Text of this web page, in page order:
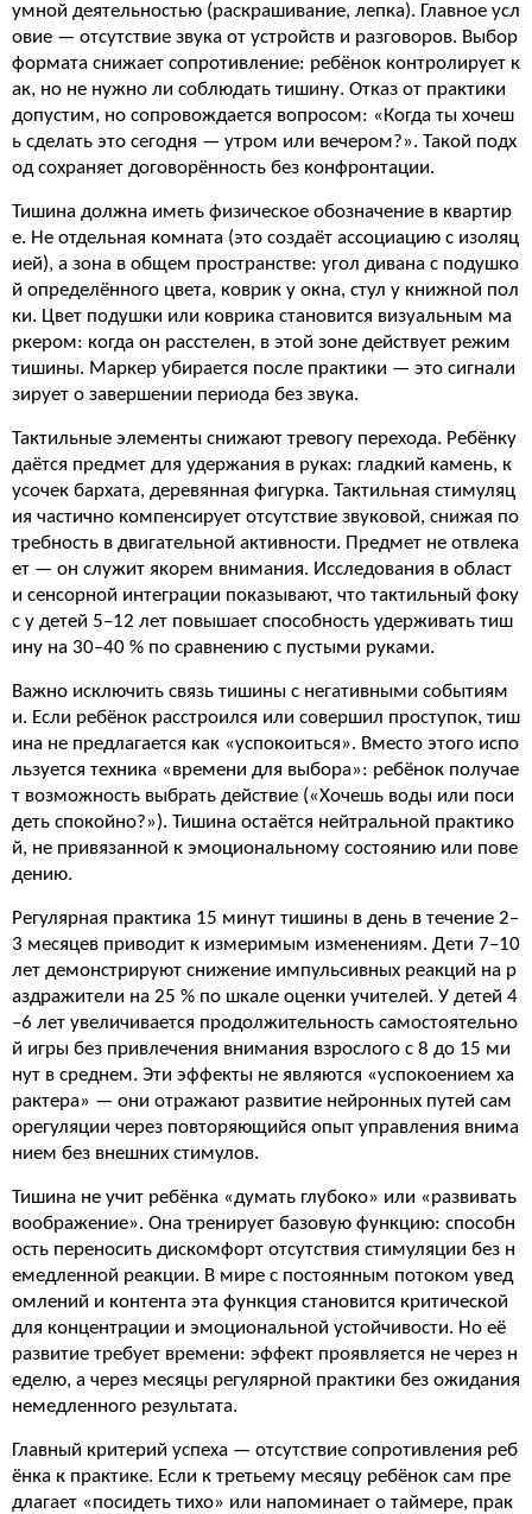
умной деятельностью (раскрашивание, лепка). Главное усл
овие — отсутствие звука от устройств и разговоров. Выбор
формата снижает сопротивление: ребёнок контролирует к
ак, но не нужно ли соблюдать тишину. Отказ от практики
допустим, но сопровождается вопросом: «Когда ты хочеш
ь сделать это сегодня — утром или вечером?». Такой подх
од сохраняет договорённость без конфронтации.
Тишина должна иметь физическое обозначение в квартир
е. Не отдельная комната (это создаёт ассоциацию с изоляц
ией), а зона в общем пространстве: угол дивана с подушко
й определённого цвета, коврик у окна, стул у книжной пол
ки. Цвет подушки или коврика становится визуальным ма
ркером: когда он расстелен, в этой зоне действует режим
тишины. Маркер убирается после практики — это сигнали
зирует о завершении периода без звука.
Тактильные элементы снижают тревогу перехода. Ребёнку
даётся предмет для удержания в руках: гладкий камень, к
усочек бархата, деревянная фигурка. Тактильная стимуляц
ия частично компенсирует отсутствие звуковой, снижая по
требность в двигательной активности. Предмет не отвлека
ет — он служит якорем внимания. Исследования в област
и сенсорной интеграции показывают, что тактильный фоку
с у детей 5–12 лет повышает способность удерживать тиш
ину на 30–40 % по сравнению с пустыми руками.
Важно исключить связь тишины с негативными событиям
и. Если ребёнок расстроился или совершил проступок, тиш
ина не предлагается как «успокоиться». Вместо этого испо
льзуется техника «времени для выбора»: ребёнок получае
т возможность выбрать действие («Хочешь воды или поси
деть спокойно?»). Тишина остаётся нейтральной практико
й, не привязанной к эмоциональному состоянию или пове
дению.
Регулярная практика 15 минут тишины в день в течение 2–
3 месяцев приводит к измеримым изменениям. Дети 7–10
лет демонстрируют снижение импульсивных реакций на р
аздражители на 25 % по шкале оценки учителей. У детей 4
–6 лет увеличивается продолжительность самостоятельно
й игры без привлечения внимания взрослого с 8 до 15 ми
нут в среднем. Эти эффекты не являются «успокоением ха
рактера» — они отражают развитие нейронных путей сам
орегуляции через повторяющийся опыт управления внима
нием без внешних стимулов.
Тишина не учит ребёнка «думать глубоко» или «развивать
воображение». Она тренирует базовую функцию: способн
ость переносить дискомфорт отсутствия стимуляции без н
емедленной реакции. В мире с постоянным потоком увед
омлений и контента эта функция становится критической
для концентрации и эмоциональной устойчивости. Но её
развитие требует времени: эффект проявляется не через н
еделю, а через месяцы регулярной практики без ожидания
немедленного результата.
Главный критерий успеха — отсутствие сопротивления реб
ёнка к практике. Если к третьему месяцу ребёнок сам пре
длагает «посидеть тихо» или напоминает о таймере, прак